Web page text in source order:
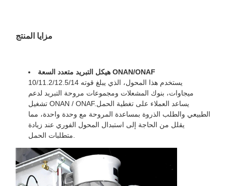
ارتفاع الحرارة
الحمل
خسارة الحمل 64154W عند 85°C
التيار بدون
حمولة
عائق
الأبعاد
الوزن
مزايا المنتج
هيكل التبريد متعدد السعة ONAN/ONAF
يستخدم هذا المحول، الذي يبلغ قوته 10/11.2/12.5/14
ميجاوات، بنوك المشعلات ومجموعات مروحة التبريد لدعم
تشغيل ONAN / ONAF.يساعد العملاء على تغطية الحمل
الطبيعي والطلب الذروة بمساعدة المروحة مع وحدة واحدة، مما
يقلل من الحاجة إلى استبدال المحول الفوري عند زيادة